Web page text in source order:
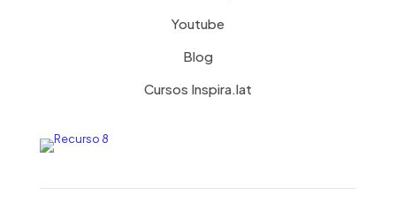
Youtube
Blog
Cursos Inspira.lat